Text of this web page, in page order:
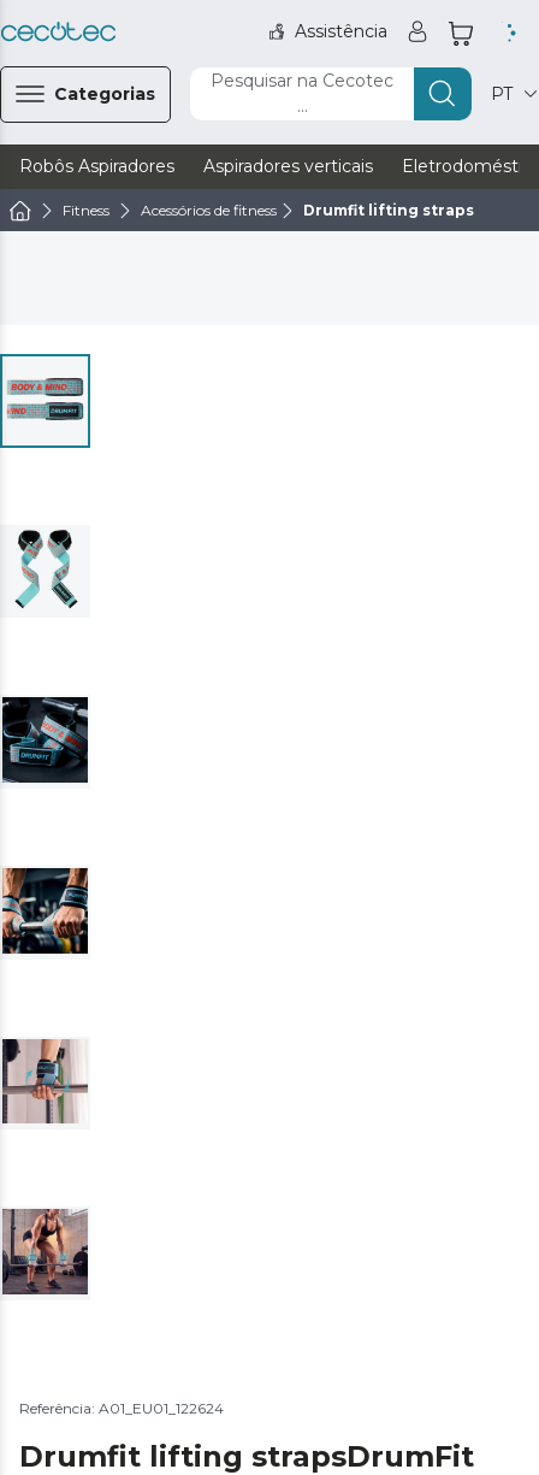
Assistência
Categorias
Pesquisar na Cecotec
...
PT
Robôs Aspiradores Aspiradores verticais
Fitness Acessórios de fitness Drumfit lifting straps
Referência: A01_EU01_122624
Drumfit lifting strapsDrumFit